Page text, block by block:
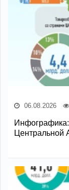
06.08.2026
Инфографика:
Центральной